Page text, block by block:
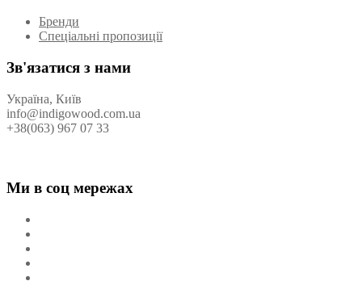
Бренди
Спеціальні пропозиції
Зв'язатися з нами
Україна, Київ
info@indigowood.com.ua
+38(063) 967 07 33
Ми в соц мережах